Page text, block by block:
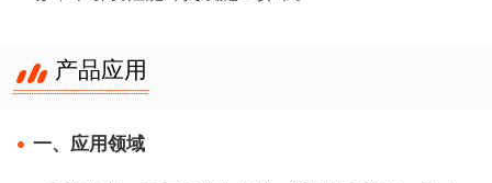
产品应用
一、应用领域